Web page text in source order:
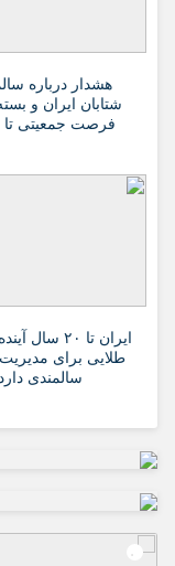
هشدار درباره
شتابان ایران و
فرصت جمعیتی تا ۱۴۱۸
ایران تا ۲۰
طلایی برای
سالمندی دارد